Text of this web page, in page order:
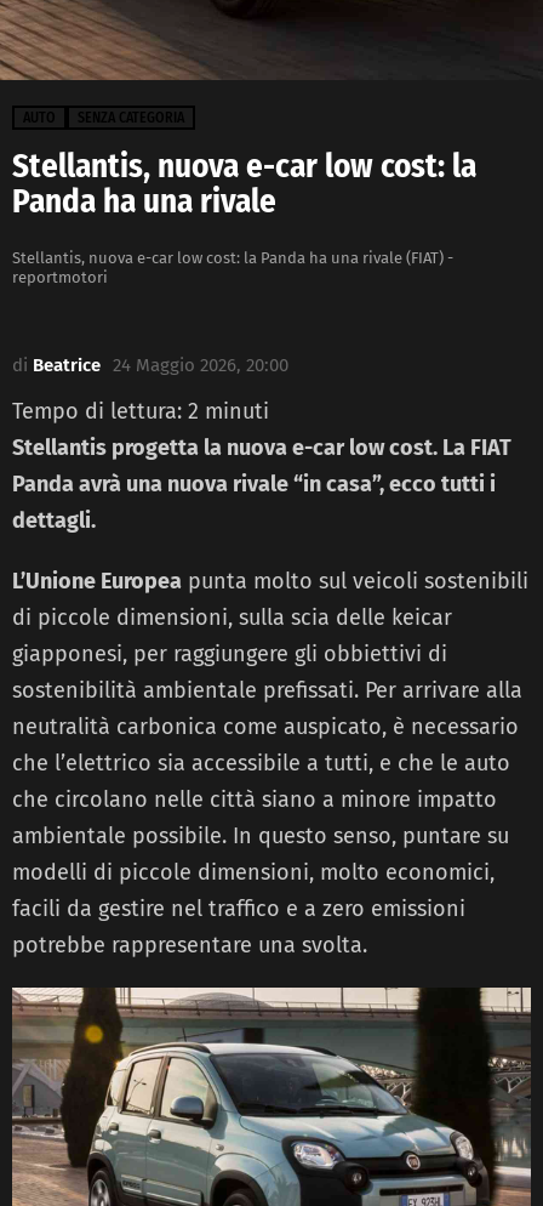
AUTO SENZA CATEGORIA
Stellantis, nuova e-car low cost: la
Panda ha una rivale
Stellantis, nuova e-car low cost: la Panda ha una rivale (FIAT) -
reportmotori
di Beatrice 24 Maggio 2026, 20:00
Tempo di lettura: 2 minuti
Stellantis progetta la nuova e-car low cost. La FIAT
Panda avrà una nuova rivale “in casa”, ecco tutti i
dettagli.
L’Unione Europea punta molto sul veicoli sostenibili
di piccole dimensioni, sulla scia delle keicar
giapponesi, per raggiungere gli obbiettivi di
sostenibilità ambientale prefissati. Per arrivare alla
neutralità carbonica come auspicato, è necessario
che l’elettrico sia accessibile a tutti, e che le auto
che circolano nelle città siano a minore impatto
ambientale possibile. In questo senso, puntare su
modelli di piccole dimensioni, molto economici,
facili da gestire nel traffico e a zero emissioni
potrebbe rappresentare una svolta.